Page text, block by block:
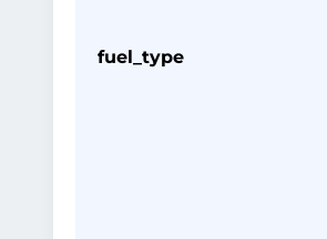
fuel_type